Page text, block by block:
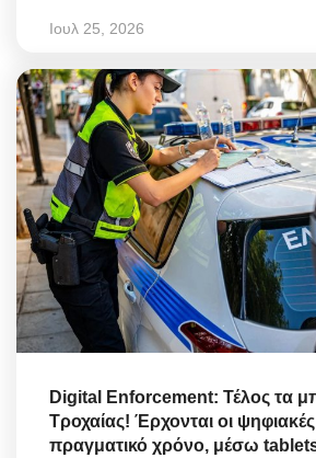
Ιουλ 25, 2026
Digital Enforcement: Τέλος τα
Τροχαίας! Έρχονται οι
πραγματικό χρόνο, μέσω